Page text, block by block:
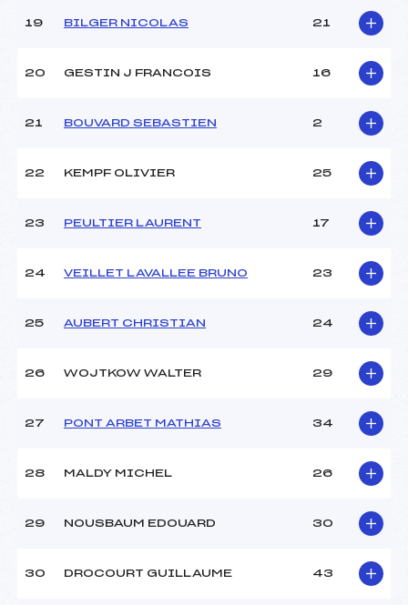
19 BILGER NICOLAS 21
20 GESTIN J FRANCOIS 16
21 BOUVARD SEBASTIEN 2
22 KEMPF OLIVIER 25
23 PEULTIER LAURENT 17
24 VEILLET LAVALLEE BRUNO 23
25 AUBERT CHRISTIAN 24
26 WOJTKOW WALTER 29
27 PONT ARBET MATHIAS 34
28 MALDY MICHEL 26
29 NOUSBAUM EDOUARD 30
30 DROCOURT GUILLAUME 43